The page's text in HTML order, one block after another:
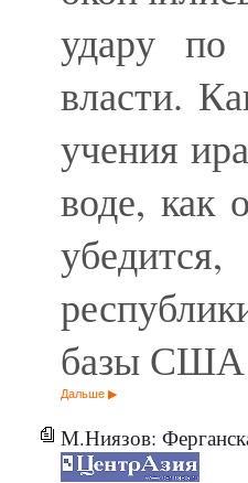
удару по
власти.
учения
воде, как
базы США
Дальше
М.Ниязов: